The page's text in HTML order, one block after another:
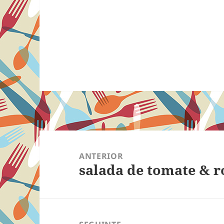
Navegação
Post
ANTERIOR
Post
salada de tomate &